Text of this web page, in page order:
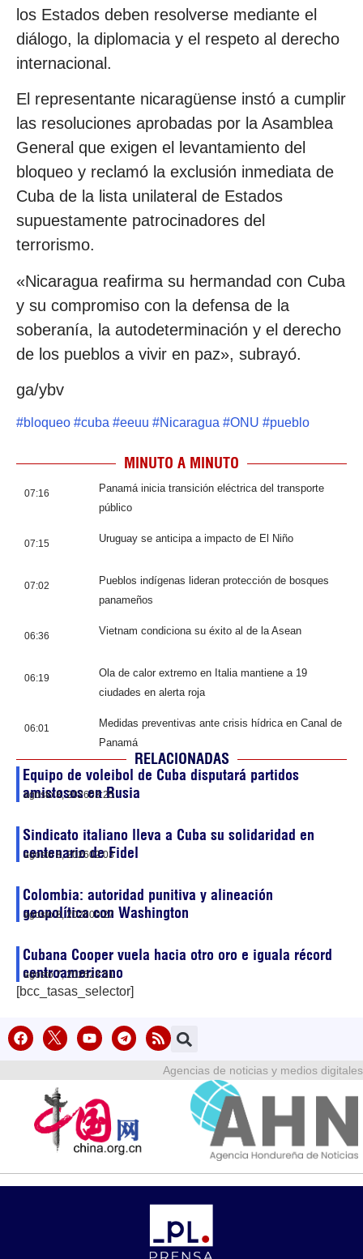
los Estados deben resolverse mediante el
diálogo, la diplomacia y el respeto al derecho
internacional.
El representante nicaragüense instó a cumplir
las resoluciones aprobadas por la Asamblea
General que exigen el levantamiento del
bloqueo y reclamó la exclusión inmediata de
Cuba de la lista unilateral de Estados
supuestamente patrocinadores del
terrorismo.
«Nicaragua reafirma su hermandad con Cuba
y su compromiso con la defensa de la
soberanía, la autodeterminación y el derecho
de los pueblos a vivir en paz», subrayó.
ga/ybv
#bloqueo #cuba #eeuu #Nicaragua #ONU #pueblo
MINUTO A MINUTO
07:16
Panamá inicia transición eléctrica del transporte
público
07:15 Uruguay se anticipa a impacto de El Niño
07:02
Pueblos indígenas lideran protección de bosques
panameños
06:36 Vietnam condiciona su éxito al de la Asean
06:19
Ola de calor extremo en Italia mantiene a 19
ciudades en alerta roja
06:01
Medidas preventivas ante crisis hídrica en Canal de
Panamá
RELACIONADAS
Equipo de voleibol de Cuba disputará partidos
amistosos en Rusia
agosto 8, 202603:25
Sindicato italiano lleva a Cuba su solidaridad en
centenario de Fidel
agosto 8, 202602:03
Colombia: autoridad punitiva y alineación
geopolítica con Washington
agosto 8, 202600:27
Cubana Cooper vuela hacia otro oro e iguala récord
centroamericano
agosto 7, 202623:51
[bcc_tasas_selector]
Agencias de noticias y medios digitales